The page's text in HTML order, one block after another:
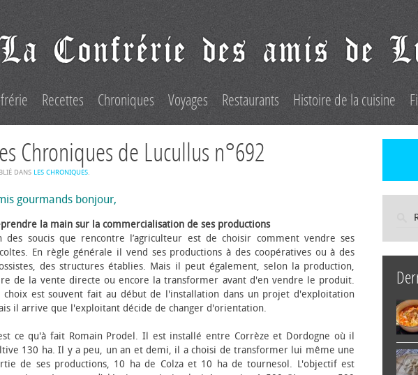
Recettes Chroniques Voyages Restaurants Histoire de la cuisine
Chroniques de Lucullus n°692
DANS LES CHRONIQUES.
gourmands bonjour,
la main sur la commercialisation de ses productions
des soucis que rencontre l’agriculteur est de choisir comment vendre ses
En règle générale il vend ses productions à des coopératives ou à des
des structures établies. Mais il peut également, selon la production,
de la vente directe ou encore la transformer avant d'en vendre le produit.
choix est souvent fait au début de l'installation dans un projet d'exploitation
il arrive que l'exploitant décide de changer d'orientation.
ce qu'à fait Romain Prodel. Il est installé entre Corrèze et Dordogne où il
130 ha. Il y a peu, un an et demi, il a choisi de transformer lui même une
de ses productions, 10 ha de Colza et 10 ha de tournesol. L'objectif est